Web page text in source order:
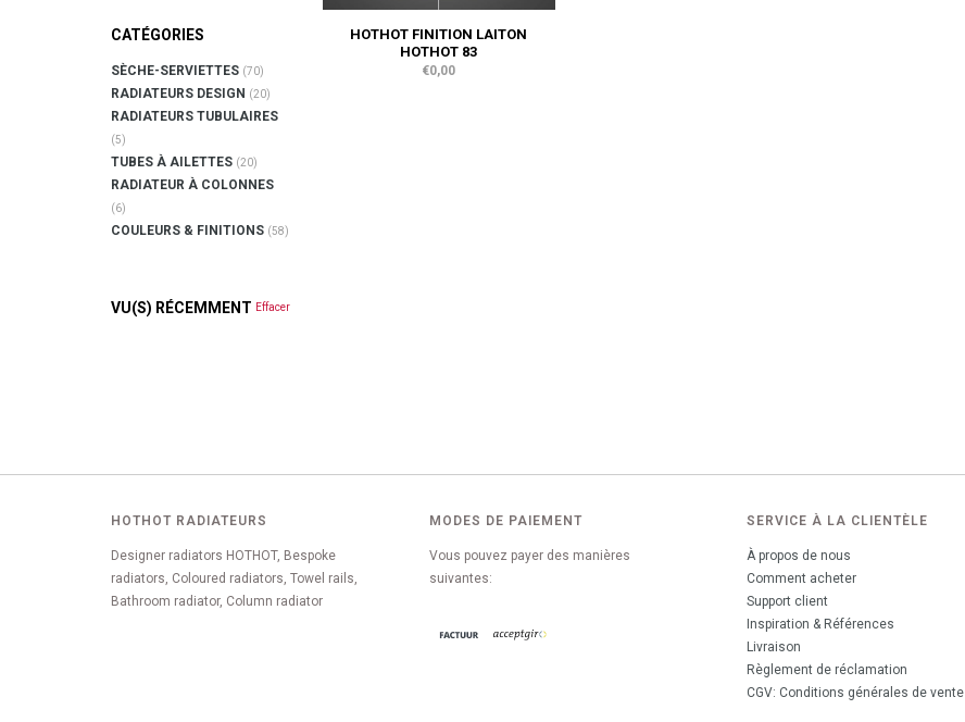
CATÉGORIES
SÈCHE-SERVIETTES (70)
RADIATEURS DESIGN (20)
RADIATEURS TUBULAIRES
(5)
TUBES À AILETTES (20)
RADIATEUR À COLONNES
(6)
COULEURS & FINITIONS (58)
VU(S) RÉCEMMENT Effacer
HOTHOT FINITION LAITON
HOTHOT 83
€0,00
HOTHOT RADIATEURS
Designer radiators HOTHOT, Bespoke
radiators, Coloured radiators, Towel rails,
Bathroom radiator, Column radiator
MODES DE PAIEMENT
Vous pouvez payer des manières
suivantes:
SERVICE À LA CLIENTÈLE
À propos de nous
Comment acheter
Support client
Inspiration & Références
Livraison
Règlement de réclamation
CGV: Conditions générales de vente